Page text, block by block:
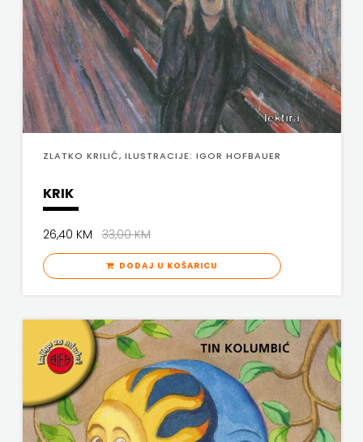
ZLATKO KRILIĆ, ILUSTRACIJE: IGOR HOFBAUER
KRIK
26,40 KM33,00 KM
DODAJ U KOŠARICU